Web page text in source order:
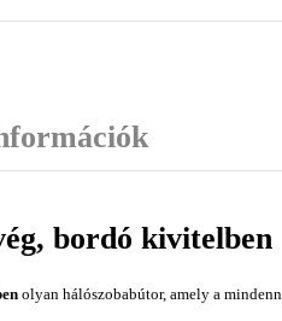
bordó kivitelben
olyan hálószobabútor, amely a